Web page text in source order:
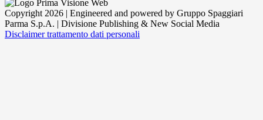
Copyright 2026 | Engineered and powered by Gruppo Spaggiari
Parma S.p.A. | Divisione Publishing & New Social Media
Disclaimer trattamento dati personali